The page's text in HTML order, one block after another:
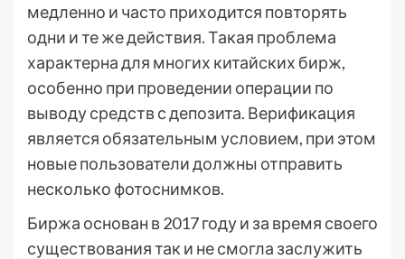
медленно и часто приходится повторять
одни и те же действия. Такая проблема
характерна для многих китайских бирж,
особенно при проведении операции по
выводу средств с депозита. Верификация
является обязательным условием, при этом
новые пользователи должны отправить
несколько фотоснимков.
Биржа основан в 2017 году и за время своего
существования так и не смогла заслужить